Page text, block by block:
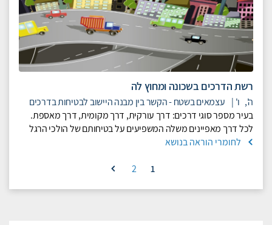
רשת הדרכים בשכונה ומחוץ לה
ה', ו' | עצמאים בשטח - הקשר בין מבנה היישוב לבטיחות בדרכים
בעיר מספר סוגי דרכים: דרך עורקית, דרך מקומית, דרך מאספת.
לכל דרך מאפיינים משלה המשפיעים על בטיחותם של הולכי הרגל
לחומרי הוראה בנושא
1
2